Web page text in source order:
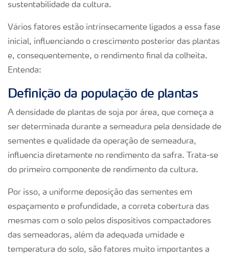
sustentabilidade da cultura.
Vários fatores estão intrinsecamente ligados a essa fase
inicial, influenciando o crescimento posterior das plantas
e, consequentemente, o rendimento final da colheita.
Entenda:
Definição da população de plantas
A densidade de plantas de soja por área, que começa a
ser determinada durante a semeadura pela densidade de
sementes e qualidade da operação de semeadura,
influencia diretamente no rendimento da safra. Trata-se
do primeiro componente de rendimento da cultura.
Por isso, a uniforme deposição das sementes em
espaçamento e profundidade, a correta cobertura das
mesmas com o solo pelos dispositivos compactadores
das semeadoras, além da adequada umidade e
temperatura do solo, são fatores muito importantes a